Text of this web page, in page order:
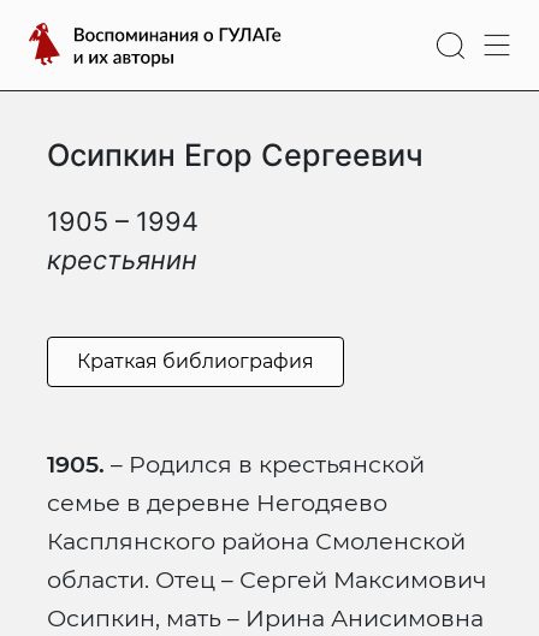
содержимому
Воспоминания
о
ГУЛАГе
ихОсипкин Егор Сергеевич
1905 – 1994
крестьянин
Краткая библиография
1905. – Родился в крестьянской
семье в деревне Негодяево
Касплянского района Смоленской
области. Отец – Сергей Максимович
Осипкин, мать – Ирина Анисимовна